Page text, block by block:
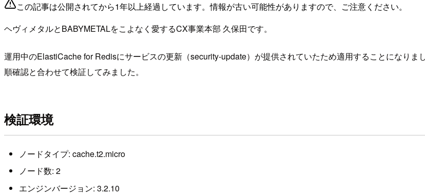
この記事は公開されてから1年以上経過しています。情報が古い可能性がありますので、ご注意ください。
ヘヴィメタルとBABYMETALをこよなく愛するCX事業本部 久保田です。
運用中のElastiCache for Redisにサービスの更新（security-update）が提供されていたため適用することになり
順確認と合わせて検証してみました。
検証環境
ノードタイプ: cache.t2.micro
ノード数: 2
エンジンバージョン: 3.2.10